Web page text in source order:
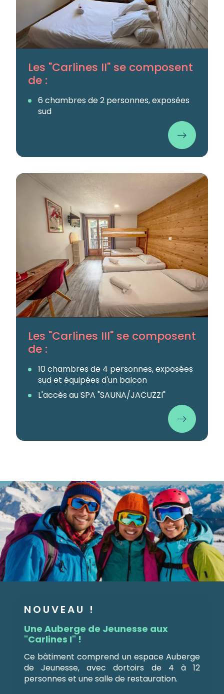
Les "Carlines II" se composent
de :
6 chambres de 2 personnes, exposées
sud
Les "Carlines III" se composent
de :
10 chambres de 4 personnes, exposées
sud et équipées d'un balcon
L'accès au SPA "SAUNA/JACUZZI"
NOUVEAU !
Une Auberge de Jeunesse aux
"Carlines I" !
Ce bâtiment comprend un espace Auberge
de Jeunesse, avec dortoirs de 4 à 12
personnes et une salle de restauration.